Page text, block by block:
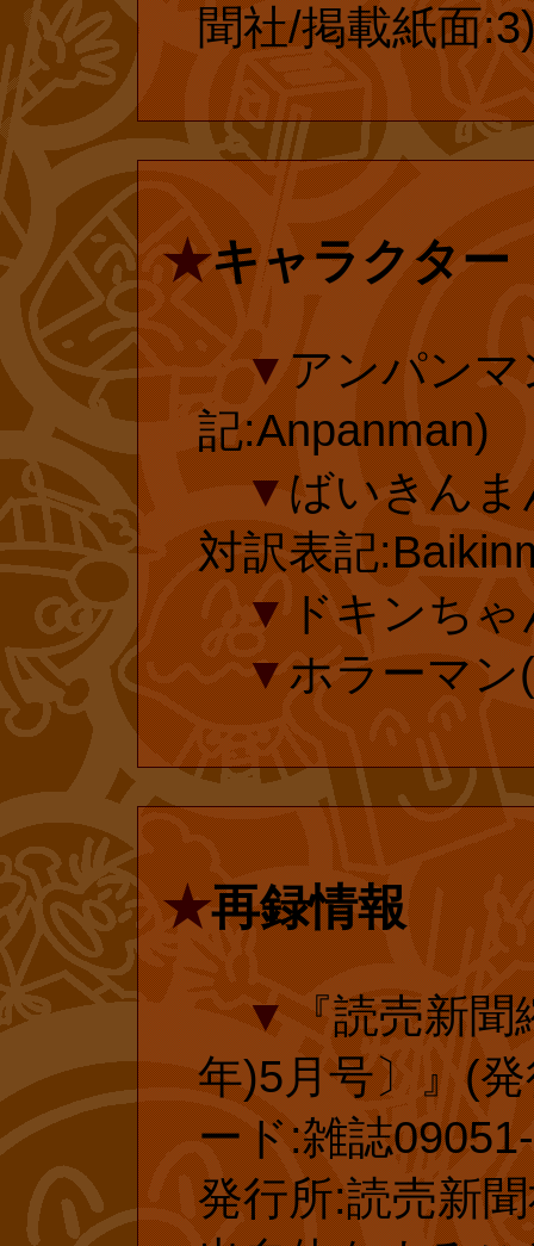
ら、復刊ドッ
成23年)1月に
行われ、それ
限”が導入され
投票又は延長
です。投票後
くお願いしま
復刊ドットコ
れている『とべ
話単行本化にご
amazon.com.jp
投票有効期
延長手続き
投票済みのフ
ありがとうご
ら、復刊ドッ
23年)1月に大
われ、それに伴
入されました
延長手続きし
後の延長手続
聞社/掲載紙面
★キャラクター
▼アンパンマ
記:Anpanman)
▼ばいきん
対訳表記
▼ドキンちゃ
▼ホラーマン
★再録情報
▼『読売新聞
年)5月号〕』(
ード:雑誌
発行所:読売新